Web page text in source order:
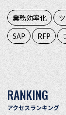
業務効率化
SAP
RFP
RANKING
アクセスランキング